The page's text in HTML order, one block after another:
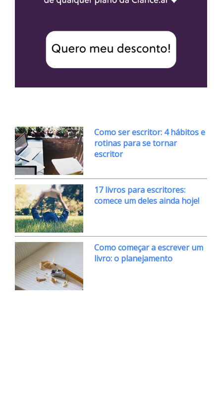
Como ser escritor: 4 hábitos e
rotinas para se tornar
escritor
17 livros para escritores:
comece um deles ainda hoje!
Como começar a escrever um
livro: o planejamento